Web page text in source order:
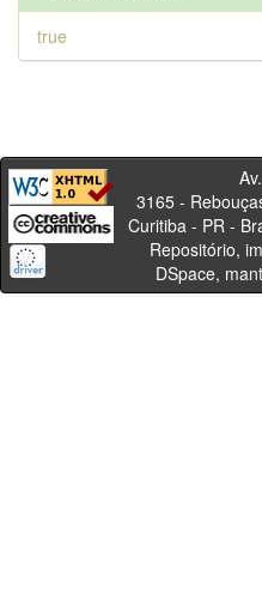
true
Av. Sete
3165 -
Curitiba -
Repositório,
DSpace,